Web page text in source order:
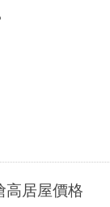
屋富戶勢搶高居屋價格